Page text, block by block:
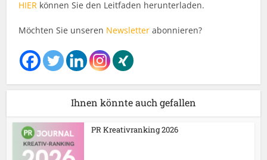
HIER können Sie den Leitfaden herunterladen.
Möchten Sie unseren Newsletter abonnieren?
Ihnen könnte auch gefallen
PR Kreativranking 2026